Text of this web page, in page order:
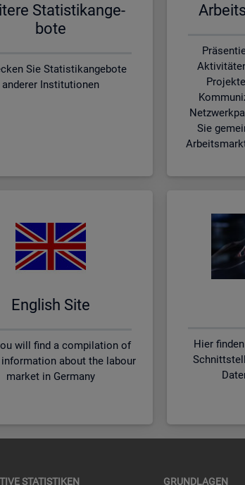
Sta­tis­tik­an­ge­
bo­te
Sie Statistikangebote
anderer Institutionen
Sie
English Site
will find a compilation of
about the labour
market in Germany
Hier
STA­TIS­TI­KEN GRUND­LA­GEN